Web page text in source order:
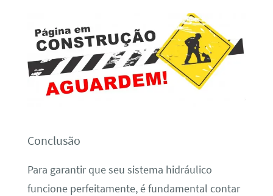
Conclusão
Para garantir que seu sistema hidráulico
funcione perfeitamente, é fundamental contar